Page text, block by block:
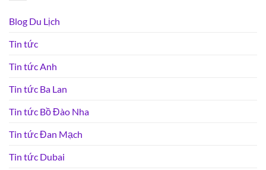
Blog Du Lịch
Tin tức
Tin tức Anh
Tin tức Ba Lan
Tin tức Bồ Đào Nha
Tin tức Đan Mạch
Tin tức Dubai